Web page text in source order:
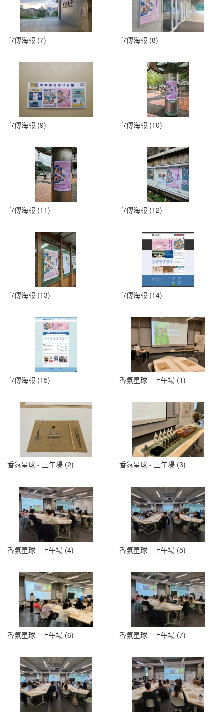
宣傳海報 (7) 宣傳海報 (8)
宣傳海報 (9) 宣傳海報 (10)
宣傳海報 (11) 宣傳海報 (12)
宣傳海報 (13) 宣傳海報 (14)
宣傳海報 (15) 香氛星球 - 上午場 (1)
香氛星球 - 上午場 (2) 香氛星球 - 上午場 (3)
香氛星球 - 上午場 (4) 香氛星球 - 上午場 (5)
香氛星球 - 上午場 (6) 香氛星球 - 上午場 (7)